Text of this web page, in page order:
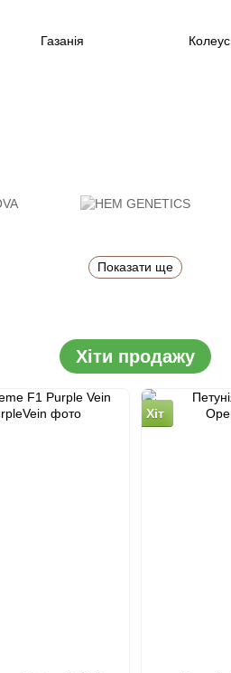
Газанiя Колеус
Показати ще
Хіти продажу
Хіт